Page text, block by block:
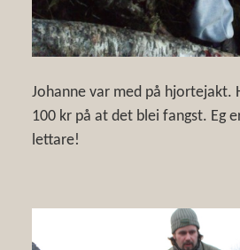
Johanne var med på hjortejakt.
100 kr på at det blei fangst. Eg
lettare!